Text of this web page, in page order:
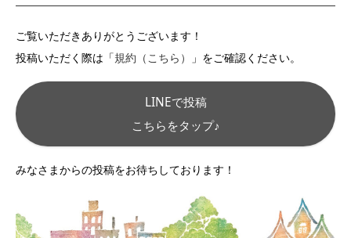
ご覧いただきありがとうございます！
投稿いただく際は「規約（こちら） 」をご確認ください。
LINEで投稿
こちらをタップ♪
みなさまからの投稿をお待ちしております！